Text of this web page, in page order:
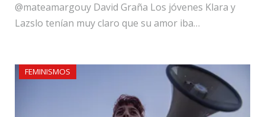
@mateamargouy David Graña Los jóvenes Klara y
Lazslo tenían muy claro que su amor iba…
FEMINISMOS